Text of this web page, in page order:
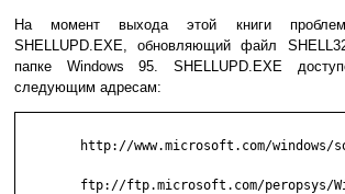
На момент выхода этой книги
SHELLUPD.EXE, обновляющий файл
папке Windows 95. SHELLUPD.EXE
следующим адресам:
http://www.microsoft.com/windows/
ftp://ftp.microsoft.com/peropsys/